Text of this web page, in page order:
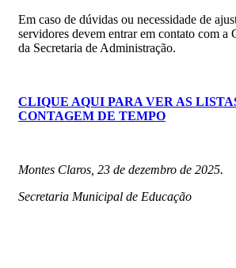
Em caso de dúvidas ou necessidade de
servidores devem entrar em contato com a
da Secretaria de Administração.
CLIQUE AQUI PARA VER AS
CONTAGEM DE TEMPO
Montes Claros, 23 de dezembro de 2025.
Secretaria Municipal de Educação